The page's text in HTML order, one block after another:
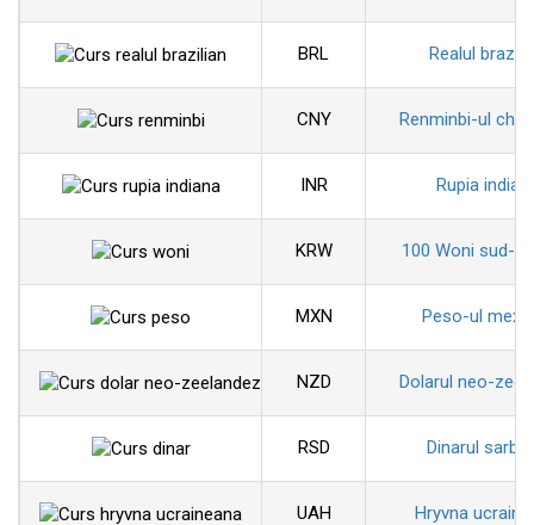
BRL Realul
CNY Renminbi-ul
INR Rupia
KRW 100 Woni sud-
MXN Peso-ul
NZD Dolarul neo-
RSD Dinarul
UAH Hryvna